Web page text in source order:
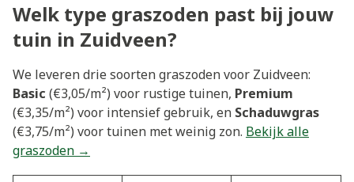
Welk type graszoden past bij jouw
tuin in Zuidveen?
We leveren drie soorten graszoden voor Zuidveen:
Basic (€3,05/m²) voor rustige tuinen, Premium
(€3,35/m²) voor intensief gebruik, en Schaduwgras
(€3,75/m²) voor tuinen met weinig zon. Bekijk alle
graszoden →